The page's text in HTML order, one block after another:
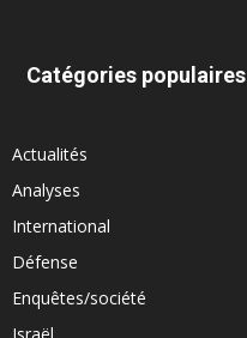
Catégories populaires
Actualités
Analyses
International
Défense
Enquêtes/société